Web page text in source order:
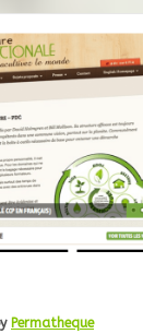
dégradation du
Permatheque